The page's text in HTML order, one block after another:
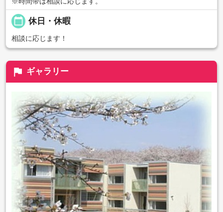
calendar_today 休日・休暇
相談に応じます！
flag ギャラリー